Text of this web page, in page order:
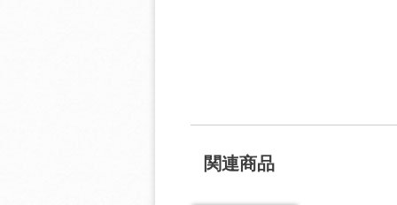
関連商品